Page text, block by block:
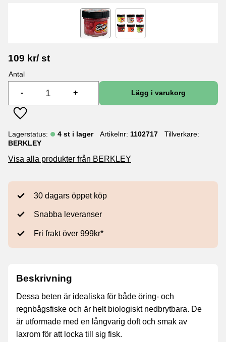
109 kr/ st
Antal
+
-
Lägg till i favoriter
Lagerstatus 4 st i lager Artikelnr 1102717
Tillverkare
BERKLEY
Visa alla produkter från BERKLEY
30 dagars öppet köp
Snabba leveranser
Fri frakt över 999kr*
Beskrivning
Dessa beten är idealiska för både öring- och
regnbågsfiske och är helt biologiskt nedbrytbara. De
är utformade med en långvarig doft och smak av
laxrom för att locka till sig fisk.